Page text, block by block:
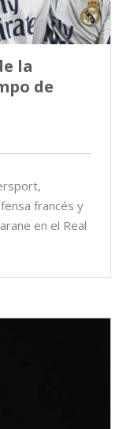
la
de
francés y
en el Real